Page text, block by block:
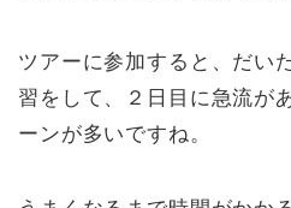
ツアーに参加すると、だい
習をして、２日目に急流が
ーンが多いですね。